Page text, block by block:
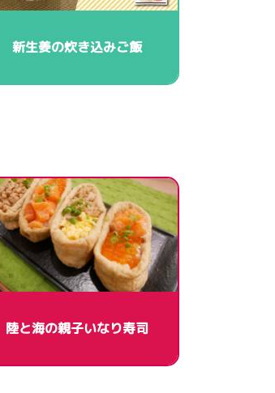
新生姜の炊き込みご飯
陸と海の親子いなり寿司